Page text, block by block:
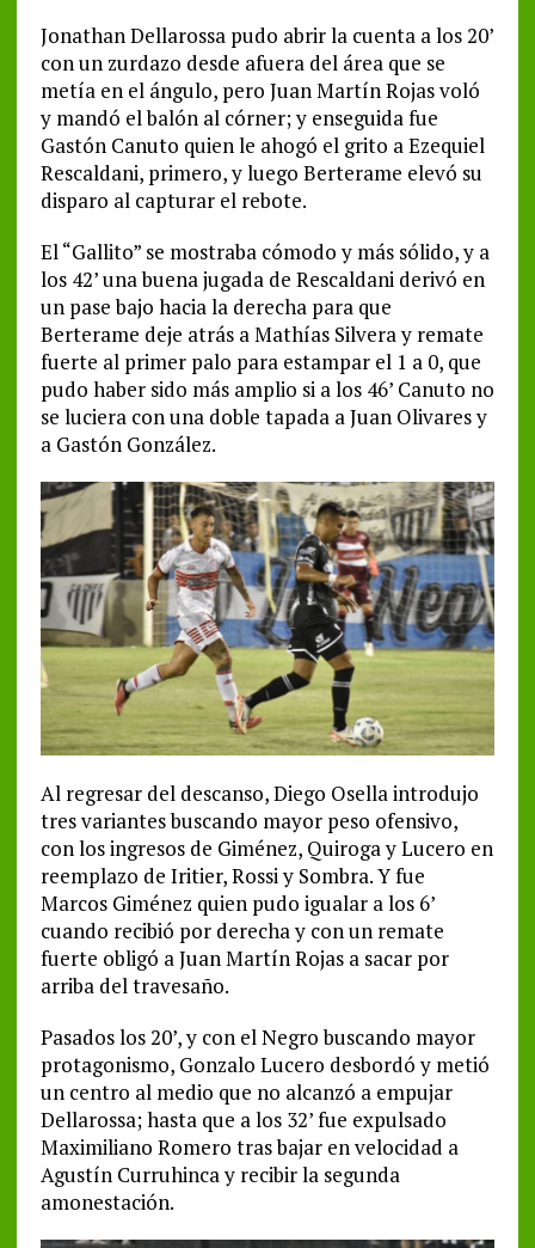
Jonathan Dellarossa pudo abrir la cuenta a los 20’
con un zurdazo desde afuera del área que se
metía en el ángulo, pero Juan Martín Rojas voló
y mandó el balón al córner; y enseguida fue
Gastón Canuto quien le ahogó el grito a Ezequiel
Rescaldani, primero, y luego Berterame elevó su
disparo al capturar el rebote.
El “Gallito” se mostraba cómodo y más sólido, y a
los 42’ una buena jugada de Rescaldani derivó en
un pase bajo hacia la derecha para que
Berterame deje atrás a Mathías Silvera y remate
fuerte al primer palo para estampar el 1 a 0, que
pudo haber sido más amplio si a los 46’ Canuto no
se luciera con una doble tapada a Juan Olivares y
a Gastón González.
Al regresar del descanso, Diego Osella introdujo
tres variantes buscando mayor peso ofensivo,
con los ingresos de Giménez, Quiroga y Lucero en
reemplazo de Iritier, Rossi y Sombra. Y fue
Marcos Giménez quien pudo igualar a los 6’
cuando recibió por derecha y con un remate
fuerte obligó a Juan Martín Rojas a sacar por
arriba del travesaño.
Pasados los 20’, y con el Negro buscando mayor
protagonismo, Gonzalo Lucero desbordó y metió
un centro al medio que no alcanzó a empujar
Dellarossa; hasta que a los 32’ fue expulsado
Maximiliano Romero tras bajar en velocidad a
Agustín Curruhinca y recibir la segunda
amonestación.